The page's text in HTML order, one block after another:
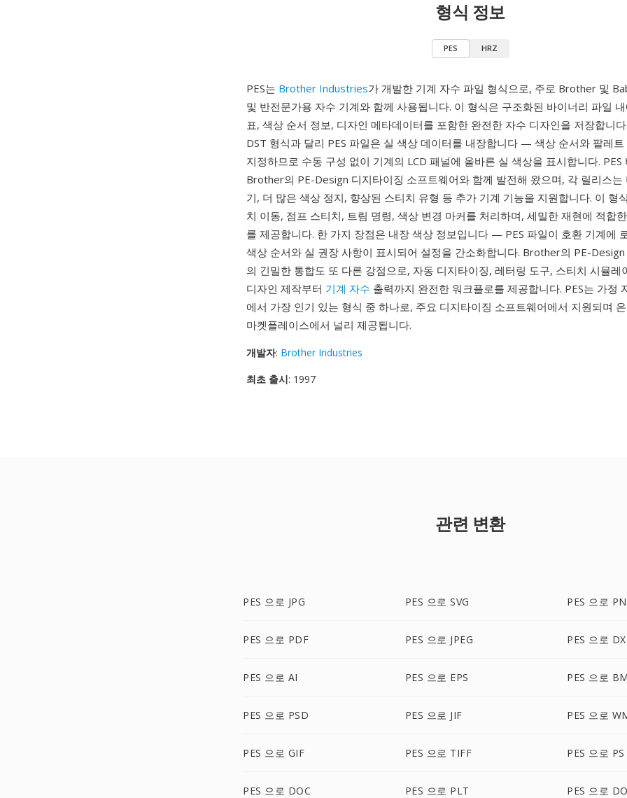
형식 정보
PES HRZ
PES는 Brother Industries가 개발한 기계 자수 파일 형식으로, 주로 Brother 및
및 반전문가용 자수 기계와 함께 사용됩니다. 이 형식은 구조화된 바이너리 파일
표, 색상 순서 정보, 디자인 메타데이터를 포함한 완전한 자수 디자인을 저장합니
DST 형식과 달리 PES 파일은 실 색상 데이터를 내장합니다 — 색상 순서와 팔레트
지정하므로 수동 구성 없이 기계의 LCD 패널에 올바른 실 색상을 표시합니다. PES
Brother의 PE-Design 디지타이징 소프트웨어와 함께 발전해 왔으며, 각 릴리스는
기, 더 많은 색상 정지, 향상된 스티치 유형 등 추가 기계 기능을 지원합니다. 이 형
치 이동, 점프 스티치, 트림 명령, 색상 변경 마커를 처리하며, 세밀한 재현에 적합
를 제공합니다. 한 가지 장점은 내장 색상 정보입니다 — PES 파일이 호환 기계에
색상 순서와 실 권장 사항이 표시되어 설정을 간소화합니다. Brother의 PE-
의 긴밀한 통합도 또 다른 강점으로, 자동 디지타이징, 레터링 도구, 스티치 시뮬레
디자인 제작부터 기계 자수 출력까지 완전한 워크플로를 제공합니다. PES는 가정
에서 가장 인기 있는 형식 중 하나로, 주요 디지타이징 소프트웨어에서 지원되며
마켓플레이스에서 널리 제공됩니다.
개발자: Brother Industries
최초 출시: 1997
관련 변환
PES 으로 JPG PES 으로 SVG PES 으로
PES 으로 PDF PES 으로 JPEG PES 으로
PES 으로 AI PES 으로 EPS PES 으로
PES 으로 PSD PES 으로 JIF PES 으로
PES 으로 GIF PES 으로 TIFF PES 으로 PS
PES 으로 DOC PES 으로 PLT PES 으로